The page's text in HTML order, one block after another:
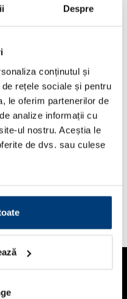
Despre
conținutul și
rețele sociale și pentru
le oferim partenerilor de
analize informații cu
ul nostru. Aceștia le
de dvs. sau culese
de securitate auto,
pentru masini din
in California de Sud.
in acest domeniu, este
confortabila, dar si mai
se numara Viper,